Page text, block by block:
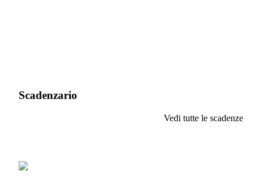
Scadenzario
Vedi tutte le scadenze